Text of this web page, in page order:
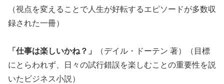
（視点を変えることで人生が好転するエピソードが多数収
録された一冊）
「仕事は楽しいかね？」
（デイル・ドーテン 著）（目標
にとらわれず、日々の試行錯誤を楽しむことの重要性を説
いたビジネス小説）